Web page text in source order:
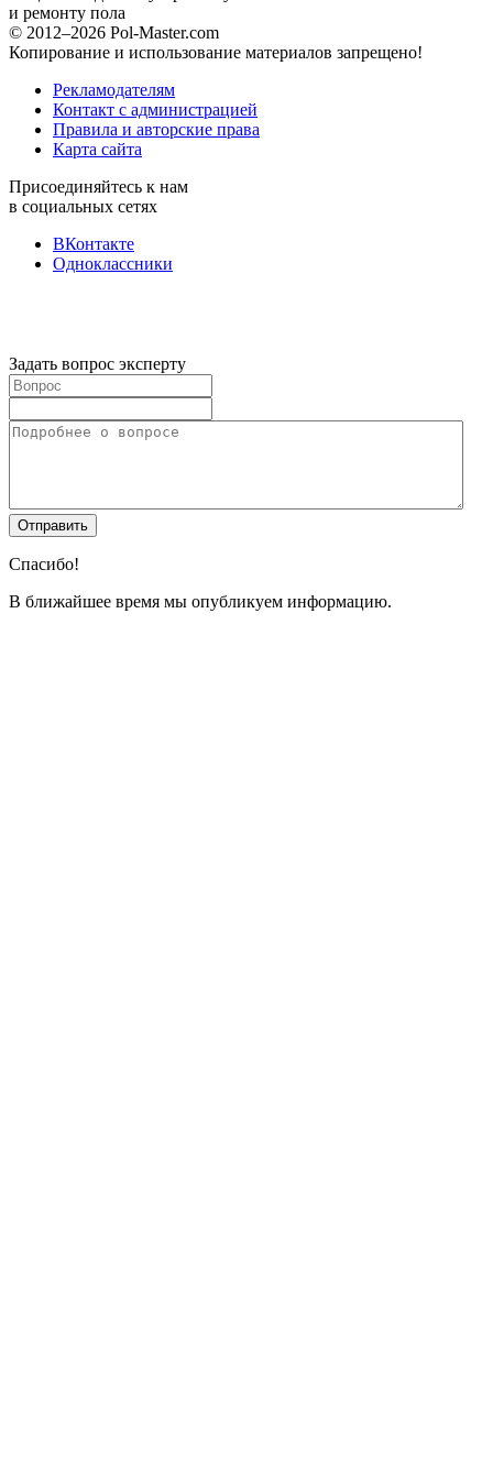
и ремонту пола
© 2012–2026 Pol-Master.com
Копирование и использование материалов запрещено!
Рекламодателям
Контакт с администрацией
Правила и авторские права
Карта сайта
Присоединяйтесь к нам
в социальных сетях
ВКонтакте
Одноклассники
Задать вопрос эксперту
Спасибо!
В ближайшее время мы опубликуем информацию.